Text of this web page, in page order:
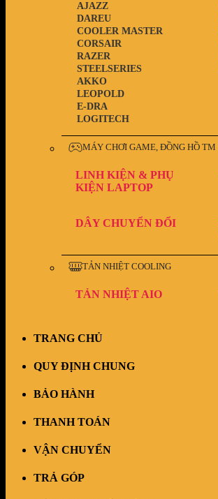
LOGITECH
E-DRA
LEOPOLD
AKKO
STEELSERIES
RAZER
CORSAIR
COOLER MASTER
DAREU
AJAZZ
MÁY CHƠI GAME, ĐỒNG HỒ TM
LINH KIỆN & PHỤ
KIỆN LAPTOP
DÂY CHUYỂN ĐỔI
TẢN NHIỆT COOLING
TẢN NHIỆT AIO
TRANG CHỦ
QUY ĐỊNH CHUNG
BẢO HÀNH
THANH TOÁN
VẬN CHUYỂN
TRẢ GÓP